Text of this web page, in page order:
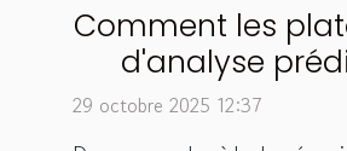
Comment les
d'analyse
transforment-
29 octobre 2025 12:37